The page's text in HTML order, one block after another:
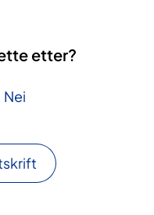
etter?
Nei